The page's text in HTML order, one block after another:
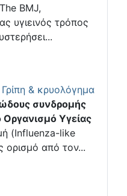
BMJ,
υγιεινός τρόπος
& κρυολόγημα
συνδρομής
Υγείας
(Influenza-like
ορισμό από τον...